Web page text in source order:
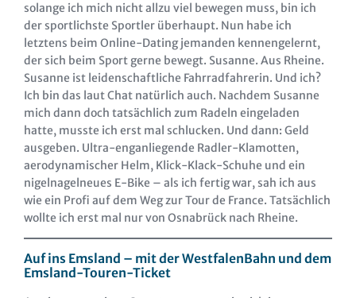
solange ich mich nicht allzu viel bewegen muss, bin ich
der sportlichste Sportler überhaupt. Nun habe ich
letztens beim Online-Dating jemanden kennengelernt,
der sich beim Sport gerne bewegt. Susanne. Aus Rheine.
Susanne ist leidenschaftliche Fahrradfahrerin. Und ich?
Ich bin das laut Chat natürlich auch. Nachdem Susanne
mich dann doch tatsächlich zum Radeln eingeladen
hatte, musste ich erst mal schlucken. Und dann: Geld
ausgeben. Ultra-enganliegende Radler-Klamotten,
aerodynamischer Helm, Klick-Klack-Schuhe und ein
nigelnagelneues E-Bike – als ich fertig war, sah ich aus
wie ein Profi auf dem Weg zur Tour de France. Tatsächlich
wollte ich erst mal nur von Osnabrück nach Rheine.
Auf ins Emsland – mit der WestfalenBahn und dem
Emsland-Touren-Ticket